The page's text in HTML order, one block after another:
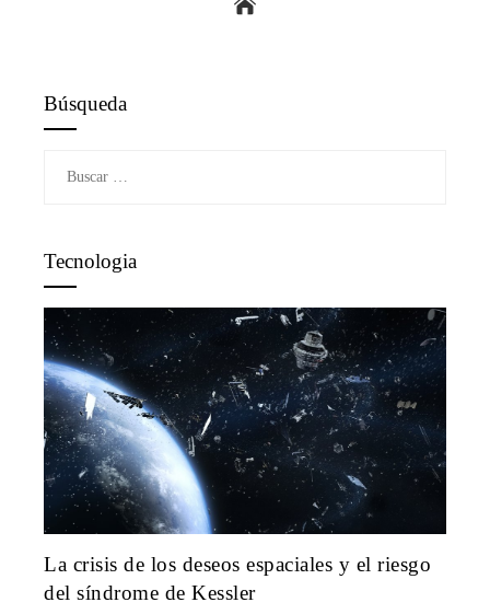
Búsqueda
Tecnologia
La crisis de los deseos espaciales y el riesgo
del síndrome de Kessler